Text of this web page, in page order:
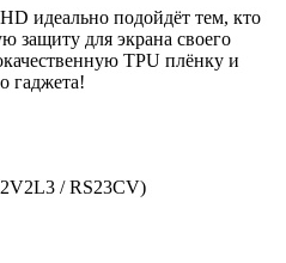
идеально подойдёт тем, кто
защиту для экрана своего
TPU плёнку и
гаджета!
/ RS23CV)